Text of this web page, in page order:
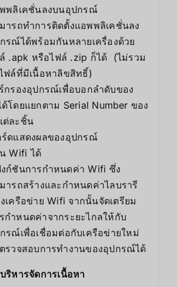
พลิเคชั่นลงบนอุปกรณ์
ารถทำการติดตั้งแอพพลิเคชั่นลง
รณ์ได้พร้อมกันหลายเครื่องด้วย
.apk หรือไฟล์ .zip ก็ได้ (ไม่รวม
ฟล์ที่มีเนื้อหาลิขสิทธิ์)
กรองอุปกรณ์เพื่อบอกลำดับของ
โดยแยกตาม Serial Number ของ
ละชิ้น
ดแสดงผลของอุปกรณ์
Wifi ได้
ก์ชันการกำหนดค่า Wifi ซึ่ง
ารถสร้างและกำหนดค่าไลบรารี
เครือข่าย Wifi จากนั้นจัดเตรียม
กำหนดค่าจากระยะไกลให้กับ
รณ์เพื่อเชื่อมต่อกับเครือข่ายใหม่
รวจสอบการทำงานของอุปกรณ์ได้
ริหารจัดการเนื้อหา